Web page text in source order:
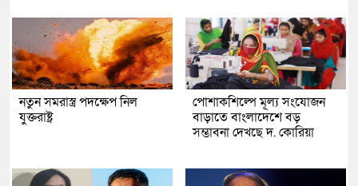
নতুন সমরাস্ত্র পদক্ষেপ নিল
যুক্তরাষ্ট্র
পোশাকশিল্পে মূল্য সংযোজন
বাড়াতে বাংলাদেশে বড়
সম্ভাবনা দেখছে দ. কোরিয়া